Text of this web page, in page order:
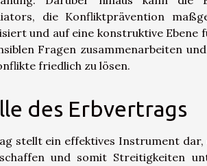
die Konfliktprävention
und auf eine konstruktive Ebene
Fragen zusammenarbeiten
friedlich zu lösen.
des Erbvertrags
stellt ein effektives Instrument
und somit Streitigkeiten